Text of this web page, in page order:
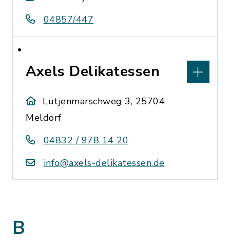
04857/447
Axels Delikatessen
Lütjenmarschweg 3, 25704
Meldorf
04832 / 978 14 20
info@axels-delikatessen.de
B